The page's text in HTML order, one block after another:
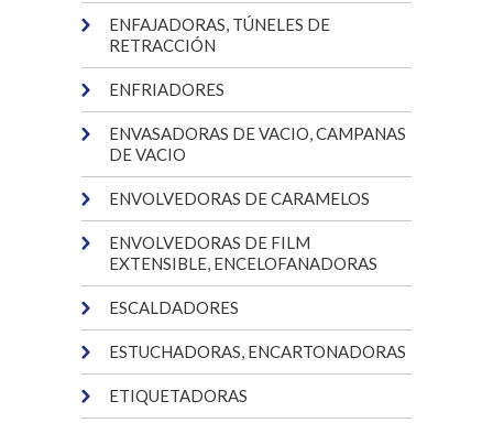
ENFAJADORAS, TÚNELES DE
RETRACCIÓN
ENFRIADORES
ENVASADORAS DE VACIO, CAMPANAS
DE VACIO
ENVOLVEDORAS DE CARAMELOS
ENVOLVEDORAS DE FILM
EXTENSIBLE, ENCELOFANADORAS
ESCALDADORES
ESTUCHADORAS, ENCARTONADORAS
ETIQUETADORAS